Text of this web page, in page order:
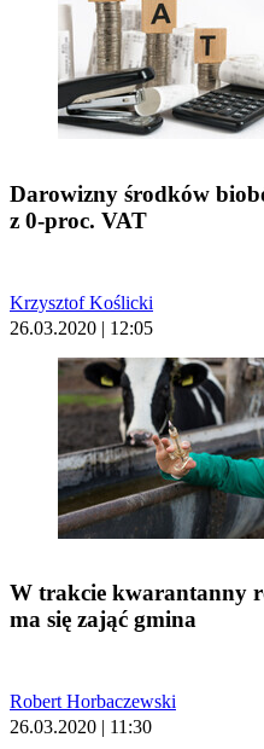
Darowizny środków
z 0-proc. VAT
Krzysztof Koślicki
26.03.2020 | 12:05
W trakcie kwarantanny
ma się zająć gmina
Robert Horbaczewski
26.03.2020 | 11:30